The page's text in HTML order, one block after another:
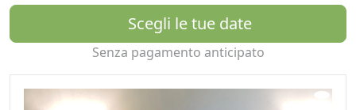
Qui viene chiamato “corte“ un insediamento al di fuori
del centro abitato dove vivevano le famiglie contadine
con i loro animali; rispetto all’alpeggio era abitato tutto
l’anno.
La nostra avventura è cominciata ca 20 anni fa,
Scegli le tue date
Senza pagamento anticipato